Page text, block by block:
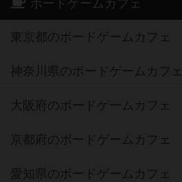
ボードゲームカフェ
東京都のボードゲームカフェ
神奈川県のボードゲームカフェ
大阪府のボードゲームカフェ
京都府のボードゲームカフェ
愛知県のボードゲームカフェ